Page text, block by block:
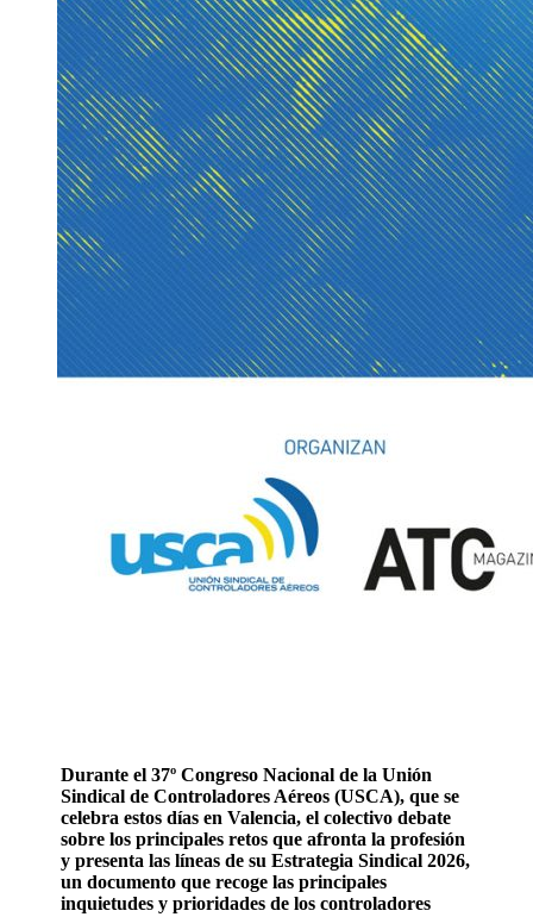
Durante el 37º Congreso Nacional de la Unión
Sindical de Controladores Aéreos (USCA), que se
celebra estos días en Valencia, el colectivo debate
sobre los principales retos que afronta la profesión
y presenta las líneas de su Estrategia Sindical 2026,
un documento que recoge las principales
inquietudes y prioridades de los controladores